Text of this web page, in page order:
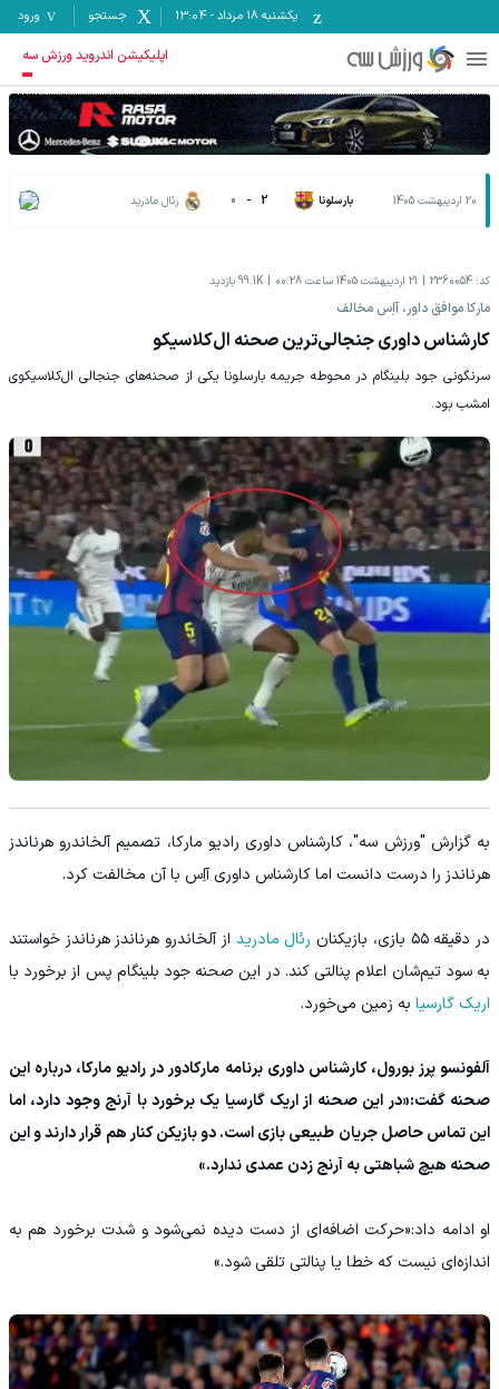
یکشنبه ۱۸ مرداد -
13:04 جستجو ورود
اپلیکیشن اندروید ورزش سه
20 اردیبهشت 1405 بارسلونا 2
-
0 رئال مادرید
کد: 2360054 21 اردیبهشت 1405 ساعت 00:28 99.1K بازدید
مارکا‌ موافق داور، آاِس مخالف
کارشناس داوری جنجالی‌ترین صحنه ال‌کلاسیکو
سرنگونی جود بلینگام در محوطه جریمه بارسلونا یکی از صحنه‌های جنجالی ال‌کلاسیکوی
امشب بود.
به گزارش "ورزش سه"، کارشناس داوری رادیو مارکا، تصمیم آلخاندرو هرناندز
هرناندز را درست دانست اما کارشناس داوری آاِس با آن مخالفت کرد.
در دقیقه ۵۵ بازی، بازیکنان رئال مادرید از آلخاندرو هرناندز هرناندز خواستند
به سود تیم‌شان اعلام پنالتی کند. در این صحنه جود بلینگام پس از برخورد با
اریک گارسیا به زمین می‌خورد.
آلفونسو پرز بورول، کارشناس داوری برنامه مارکادور در رادیو مارکا، درباره این
صحنه گفت:«در این صحنه از اریک گارسیا یک برخورد با آرنج وجود دارد، اما
این تماس حاصل جریان طبیعی بازی است. دو بازیکن کنار هم قرار دارند و این
صحنه هیچ شباهتی به آرنج‌ زدن عمدی ندارد.»
او ادامه داد:«حرکت اضافه‌ای از دست دیده نمی‌شود و شدت برخورد هم به
اندازه‌ای نیست که خطا یا پنالتی تلقی شود.»